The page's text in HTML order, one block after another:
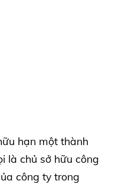
hạn một thành
là chủ sở hữu công
công ty trong